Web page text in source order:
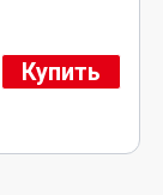
Купить